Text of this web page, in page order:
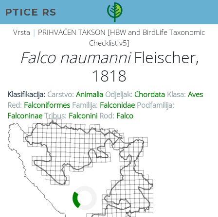
PTICE RS
Vrsta | PRIHVAĆEN TAKSON [HBW and BirdLife Taxonomic
Checklist v5]
Falco naumanniFleischer,
1818
Klasifikacija: Carstvo: Animalia Odjeljak: Chordata Klasa: Aves
Red: Falconiformes Familija: Falconidae Podfamilija:
Falconinae Tribus: Falconini Rod: Falco